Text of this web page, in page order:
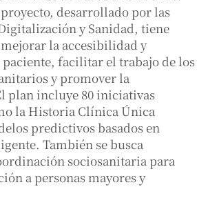
desarrollado por las
y Sanidad, tiene
la accesibilidad y
facilitar el trabajo de los
y promover la
plan incluye 80 iniciativas
la Historia Clínica Única
predictivos basados en
También se busca
sociosanitaria para
a personas mayores y